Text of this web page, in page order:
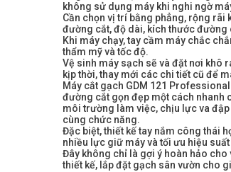
không sử dụng máy khi nghi ngờ
Cần chọn vị trí bằng phẳng, rộng
đường cắt, độ dài, kích thước đường
Khi máy chạy, tay cầm máy chắc
thẩm mỹ và tốc độ.
Vệ sinh máy sạch sẽ và đặt nơi khô
kịp thời, thay mới các chi tiết cũ để
Máy cắt gạch GDM 121
đường cắt gọn đẹp một cách nhanh
môi trường làm việc, chịu lực va
cùng chức năng.
Đặc biệt, thiết kế tay nắm công thái
nhiều lực giữ máy và tối ưu hiệu
Đây không chỉ là gợi ý hoàn hảo
thiết kế, lắp đặt gạch sân vườn cho